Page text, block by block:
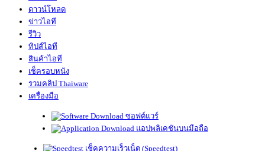
ดาวน์โหลด
ข่าวไอที
รีวิว
ทิปส์ไอที
สินค้าไอที
เช็ครอบหนัง
รวมคลิป Thaiware
เครื่องมือ
ซอฟต์แวร์
แอปพลิเคชันบนมือถือ
เช็คความเร็วเน็ต (Speedtest)